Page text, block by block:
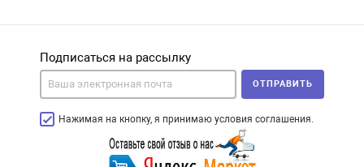
Подписаться на рассылку
Нажимая на кнопку, я принимаю условия соглашения.
ОТПРАВИТЬ